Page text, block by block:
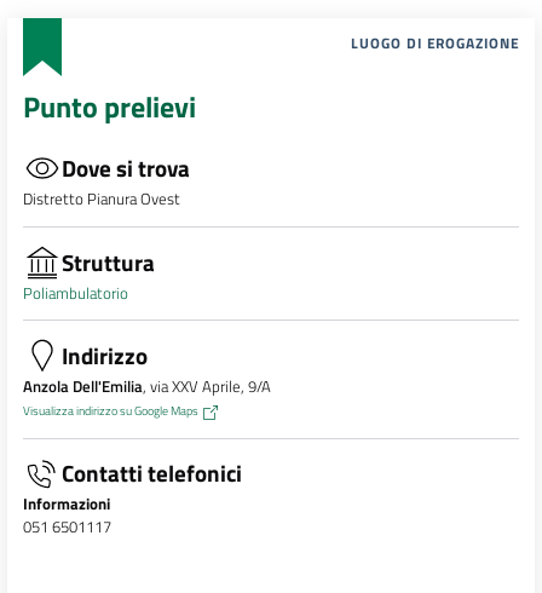
LUOGO DI EROGAZIONE
Punto prelievi
Dove si trova
Distretto Pianura Ovest
Struttura
Poliambulatorio
Indirizzo
Anzola Dell'Emilia, via XXV Aprile, 9/A
Visualizza indirizzo su Google Maps
Contatti telefonici
Informazioni
051 6501117